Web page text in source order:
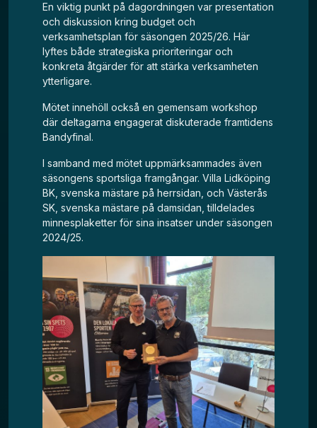
En viktig punkt på dagordningen var presentation
och diskussion kring budget och
verksamhetsplan för säsongen 2025/26. Här
lyftes både strategiska prioriteringar och
konkreta åtgärder för att stärka verksamheten
ytterligare.
Mötet innehöll också en gemensam workshop
där deltagarna engagerat diskuterade framtidens
Bandyfinal.
I samband med mötet uppmärksammades även
säsongens sportsliga framgångar. Villa Lidköping
BK, svenska mästare på herrsidan, och Västerås
SK, svenska mästare på damsidan, tilldelades
minnesplaketter för sina insatser under säsongen
2024/25.